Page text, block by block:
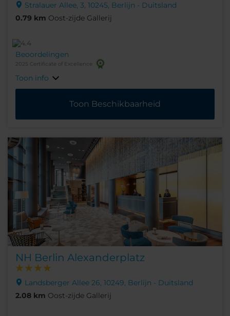
Stralauer Allee, 3, 10245, Berlijn - Duitsland
0.79 km Oost-zijde Gallerij
Beoordelingen
2025 Certificate of Excellence
Toon info
Toon Beschikbaarheid
NH Berlin Alexanderplatz
Landsberger Allee 26, 10249, Berlijn - Duitsland
2.08 km Oost-zijde Gallerij